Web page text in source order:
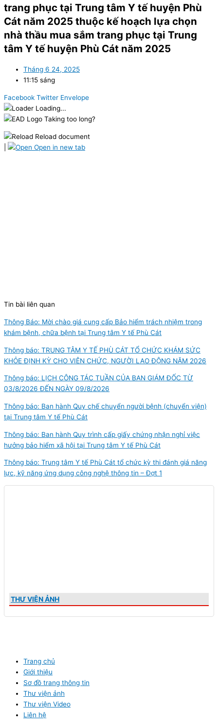
trang phục tại Trung tâm Y tế huyện Phù
Cát năm 2025 thuộc kế hoạch lựa chọn
nhà thầu mua sắm trang phục tại Trung
tâm Y tế huyện Phù Cát năm 2025
Tháng 6 24, 2025
11:15 sáng
Facebook Twitter Envelope
Loading...
Taking too long?
Reload document
Open in new tab
Tin bài liên quan
Thông Báo: Mời chào giá cung cấp Bảo hiểm trách nhiệm trong
khám bệnh, chữa bệnh tại Trung tâm Y tế Phù Cát
Thông báo: TRUNG TÂM Y TẾ PHÙ CÁT TỔ CHỨC KHÁM SỨC
KHỎE ĐỊNH KỲ CHO VIÊN CHỨC, NGƯỜI LAO ĐỘNG NĂM 2026
Thông báo: LỊCH CÔNG TÁC TUẦN CỦA BAN GIÁM ĐỐC TỪ
03/8/2026 ĐẾN NGÀY 09/8/2026
Thông báo: Ban hành Quy chế chuyển người bệnh (chuyển viện)
tại Trung tâm Y tế Phù Cát
Thông báo: Ban hành Quy trình cấp giấy chứng nhận nghỉ việc
hưởng bảo hiểm xã hội tại Trung tâm Y tế Phù Cát
Thông báo: Trung tâm Y tế Phù Cát tổ chức kỳ thi đánh giá năng
lực, kỹ năng ứng dụng công nghệ thông tin – Đợt 1
THƯ VIỆN ẢNH
Trang chủ
Giới thiệu
Sơ đồ trang thông tin
Thư viện ảnh
Thư viện Video
Liên hệ